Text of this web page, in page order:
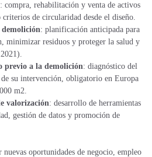
: compra, rehabilitación y venta de activos
de circularidad desde el diseño.
: planificación anticipada para
minimizar residuos y proteger la salud y
previo a la demolición: diagnóstico del
su intervención, obligatorio en Europa
m2.
valorización: desarrollo de herramientas
gestión de datos y promoción de
nuevas oportunidades de negocio, empleo